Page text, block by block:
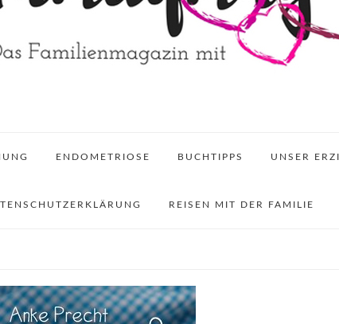
ENDOMETRIOSE BUCHTIPPS UNSER
REISEN MIT DER FAMILIE